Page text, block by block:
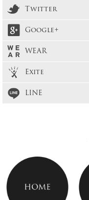
Twitter
Google+
WEAR
Exite
LINE